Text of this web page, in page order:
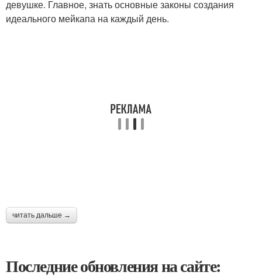
девушке. Главное, знать основные законы создания
идеального мейкапа на каждый день.
читать дальше →
Последние обновления на сайте: